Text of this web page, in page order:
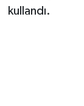
kullandı.